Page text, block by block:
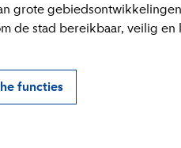
grote
de stad bereikbaar, veilig en
functies